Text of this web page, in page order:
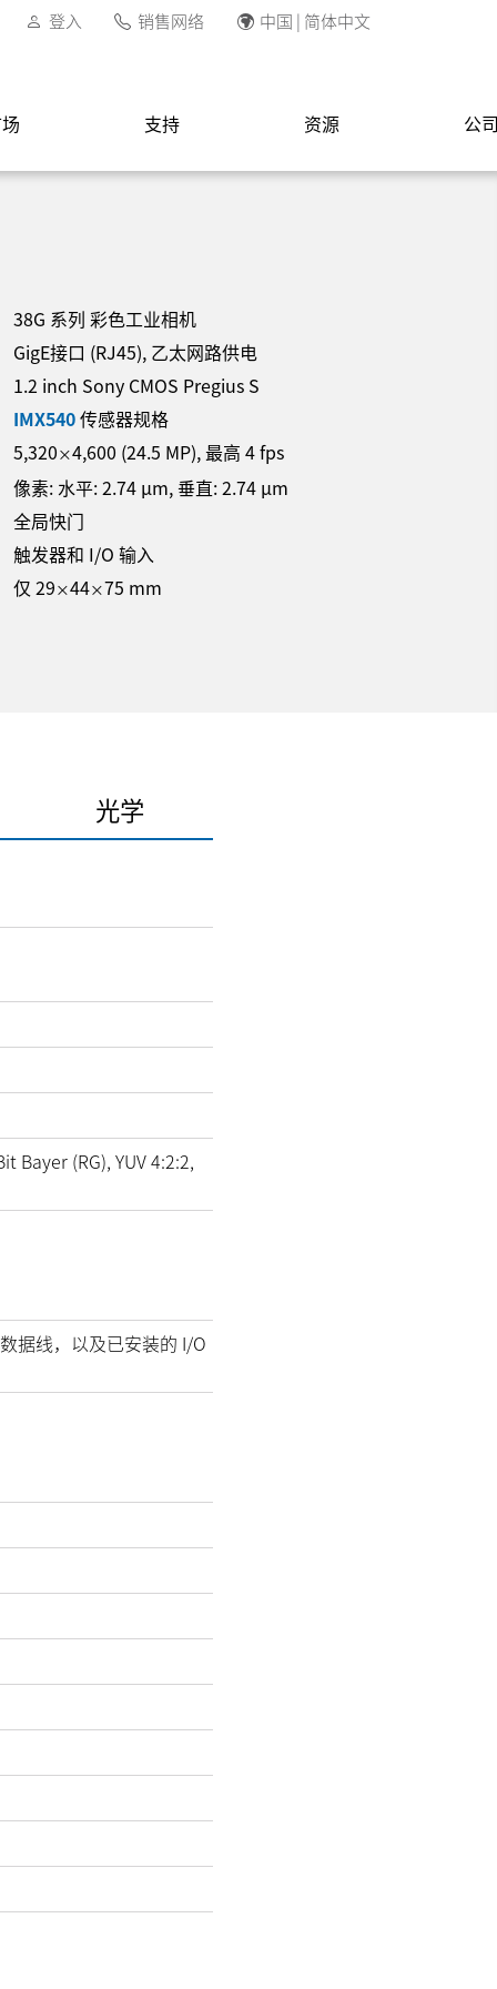
登入 销售网络 中国 | 简体中文
支持 资源 公
38G 系列 彩色工业相机
GigE接口 (RJ45), 乙太网路供电
1.2 inch Sony CMOS Pregius S
IMX540传感器规格
5,320×4,600 (24.5 MP), 最高 4fps
像素: 水平:2.74 µm, 垂直:2.74 µm
全局快门
触发器和 I/O 输入
仅 29×44×75 mm
光学
Bayer (RG), YUV 4:2:2,
据线，以及已安装的 I/O